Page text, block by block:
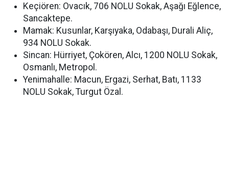
Keçiören: Ovacık, 706 NOLU Sokak, Aşağı Eğlence,
Sancaktepe.
Mamak: Kusunlar, Karşıyaka, Odabaşı, Durali Aliç,
934 NOLU Sokak.
Sincan: Hürriyet, Çokören, Alcı, 1200 NOLU Sokak,
Osmanlı, Metropol.
Yenimahalle: Macun, Ergazi, Serhat, Batı, 1133
NOLU Sokak, Turgut Özal.